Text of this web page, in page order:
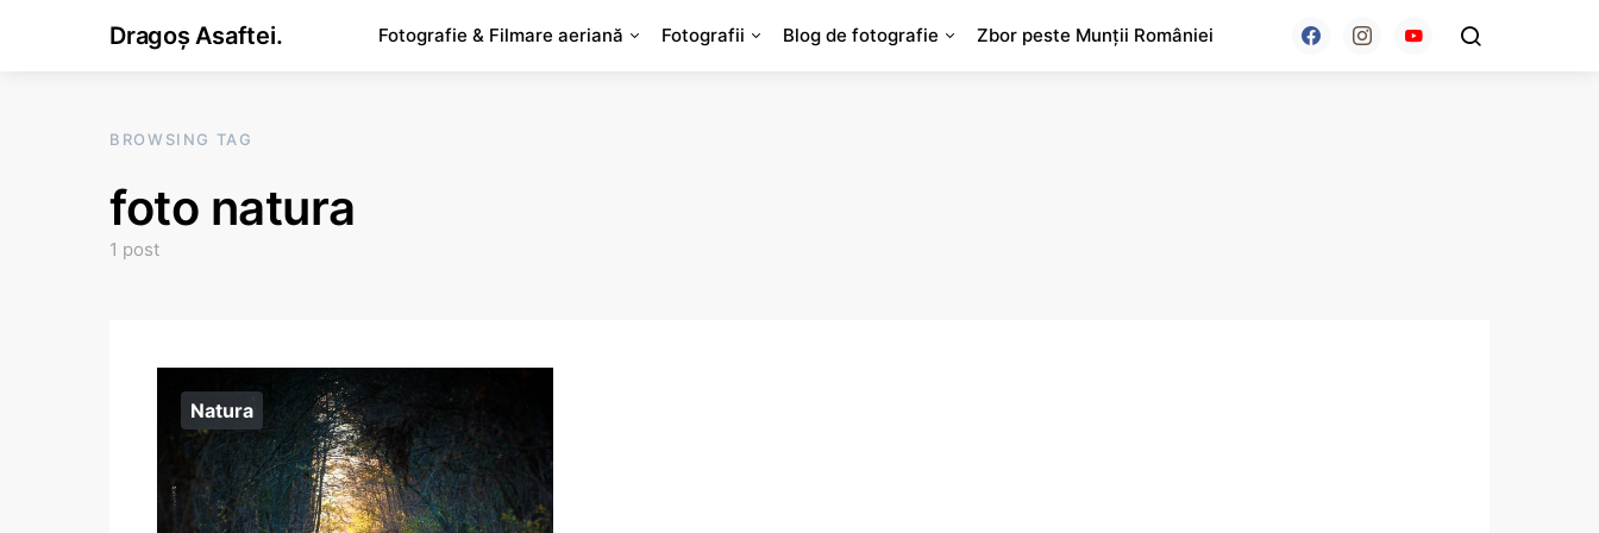
Dragoș Asaftei. Fotografie & Filmare aeriană Fotografii Blog de fotografie Zbor peste Munții României
BROWSING TAG
foto natura
1 post
Natura